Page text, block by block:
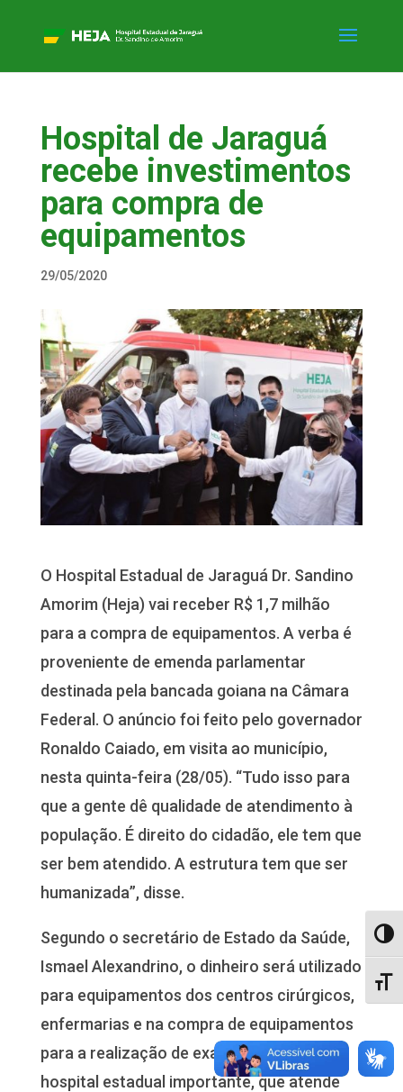
Hospital de Jaraguá
recebe investimentos
para compra de
equipamentos
29/05/2020
O Hospital Estadual de Jaraguá Dr. Sandino
Amorim (Heja) vai receber R$ 1,7 milhão
para a compra de equipamentos. A verba é
proveniente de emenda parlamentar
destinada pela bancada goiana na Câmara
Federal. O anúncio foi feito pelo governador
Ronaldo Caiado, em visita ao município,
nesta quinta-feira (28/05). “Tudo isso para
que a gente dê qualidade de atendimento à
população. É direito do cidadão, ele tem que
ser bem atendido. A estrutura tem que ser
humanizada”, disse.
Segundo o secretário de Estado da Saúde,
Ismael Alexandrino, o dinheiro será utilizado
para equipamentos dos centros cirúrgicos,
enfermarias e na compra de equipamentos
para a realização de exames. “Este é um
hospital estadual importante, que atende